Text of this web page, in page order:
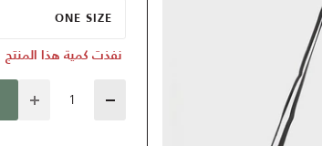
ONE SIZE
نفذت كمية هذا المنتج
Quantity